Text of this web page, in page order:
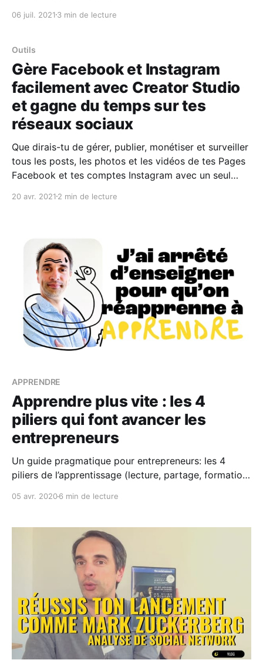
21.09 s’appelle “Remarquable”). Les premières pré-
les entrepreneurs de demain s’
06 juil. 2021 3 min de lecture
Outils
Gère Facebook et Instagram
facilement avec Creator Studio
et gagne du temps sur tes
réseaux sociaux
Que dirais-tu de gérer, publier, monétiser et surveiller
tous les posts, les photos et les vidéos de tes Pages
Facebook et tes comptes Instagram avec un seul
magique c'est Creator Studio ! Avec Creator Studio :
20 avr. 2021 2 min de lecture
APPRENDRE
Apprendre plus vite : les 4
piliers qui font avancer les
entrepreneurs
Un guide pragmatique pour entrepreneurs: les 4
piliers de l’apprentissage (lecture, partage, formation,
05 avr. 20206 min de lecture